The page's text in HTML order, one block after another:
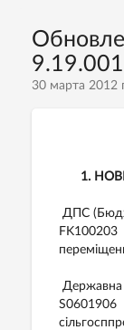
9.19.001
30 марта 2012
1.
ДПС
FK100203
Державна
S0601906